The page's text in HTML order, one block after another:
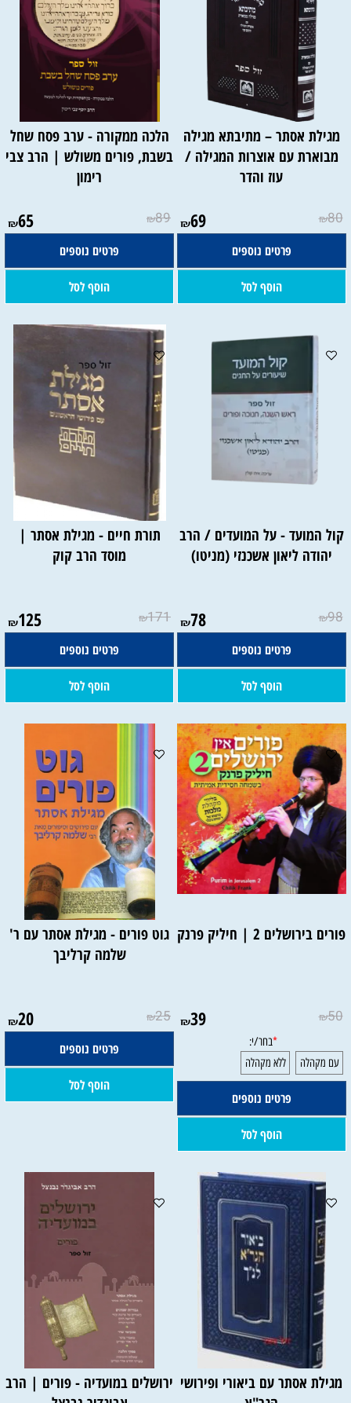
מגילת אסתר – מתיבתא מגילה
מבוארת עם אוצרות המגילה /
עוז והדר
₪80
₪69
פרטים נוספים
הוסף לסל
הלכה ממקורה - ערב פסח שחל
בשבת, פורים משולש | הרב צבי
רימון
₪89
₪65
פרטים נוספים
הוסף לסל
קול המועד - על המועדים / הרב
יהודה ליאון אשכנזי (מניטו)
₪98
₪78
פרטים נוספים
הוסף לסל
תורת חיים - מגילת אסתר |
מוסד הרב קוק
₪171
₪125
פרטים נוספים
הוסף לסל
פורים בירושלים 2 | חיליק פרנק
₪50
₪39
פרטים נוספים
הוסף לסל
גוט פורים - מגילת אסתר עם ר'
שלמה קרליבך
₪25
₪20
פרטים נוספים
הוסף לסל
מגילת אסתר עם ביאורי ופירושי ירושלים במועדיה - פורים | הרב